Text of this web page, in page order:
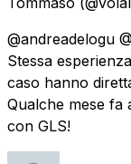
@andreadelogu
Stessa
caso hanno
Qualche mese fa
con GLS!